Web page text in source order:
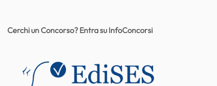
Cerchi un Concorso? Entra su InfoConcorsi